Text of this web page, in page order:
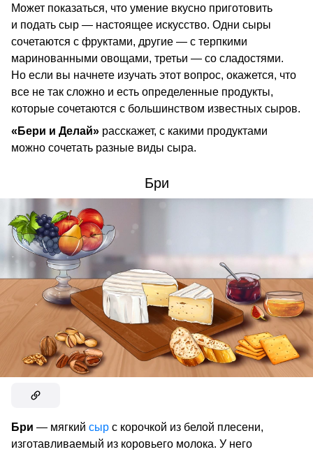
Может показаться, что умение вкусно приготовить
и подать сыр — настоящее искусство. Одни сыры
сочетаются с фруктами, другие — с терпкими
маринованными овощами, третьи — со сладостями.
Но если вы начнете изучать этот вопрос, окажется, что
все не так сложно и есть определенные продукты,
которые сочетаются с большинством известных сыров.
«Бери и Делай» расскажет, с какими продуктами
можно сочетать разные виды сыра.
Бри
Бри — мягкий сыр с корочкой из белой плесени,
изготавливаемый из коровьего молока. У него